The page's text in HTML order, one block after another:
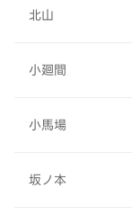
北山
小廻間
小馬場
坂ノ本